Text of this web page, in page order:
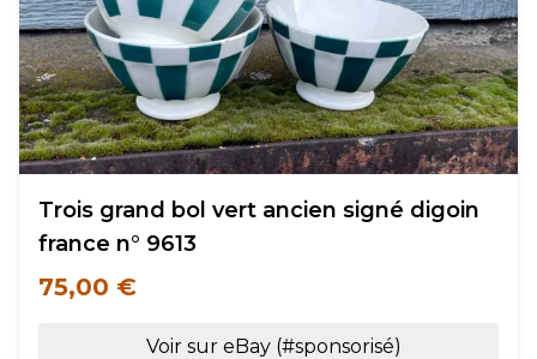
Trois grand bol vert ancien signé digoin
france n° 9613
75,00 €
Voir sur eBay (#sponsorisé)